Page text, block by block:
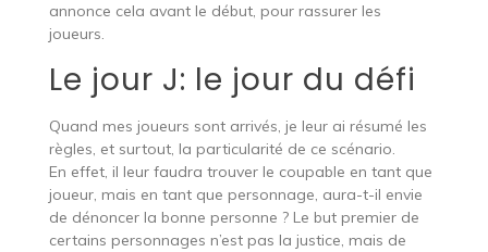
annonce cela avant le début, pour rassurer les
joueurs.
Le jour J: le jour du défi
Quand mes joueurs sont arrivés, je leur ai résumé les
règles, et surtout, la particularité de ce scénario.
En effet, il leur faudra trouver le coupable en tant que
joueur, mais en tant que personnage, aura-t-il envie
de dénoncer la bonne personne ? Le but premier de
certains personnages n’est pas la justice, mais de